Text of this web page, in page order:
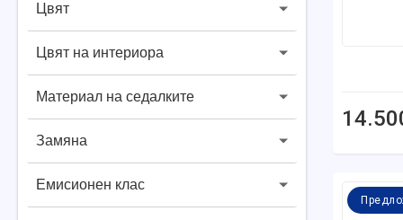
Цвят
Цвят на интериора
Материал на седалките
Замяна
Емисионен клас